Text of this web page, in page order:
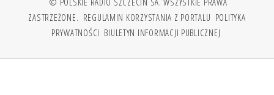
ZASTRZEŻONE. REGULAMIN KORZYSTANIA Z PORTALU POLITYKA
PRYWATNOŚCI BIULETYN INFORMACJI PUBLICZNEJ